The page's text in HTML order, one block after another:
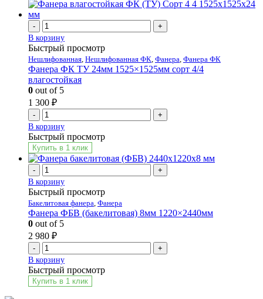
-
+
В корзину
Быстрый просмотр
Нешлифованная Нешлифованная ФК Фанера Фанера ФК
Фанера ФК ТУ 24мм 1525×1525мм сорт 4/4
влагостойкая
0 out of 5
1 300 ₽
-
+
В корзину
Быстрый просмотр
Купить в 1 клик
-
+
В корзину
Быстрый просмотр
Бакелитовая фанера Фанера
Фанера ФБВ (бакелитовая) 8мм 1220×2440мм
0 out of 5
2 980 ₽
-
+
В корзину
Быстрый просмотр
Купить в 1 клик